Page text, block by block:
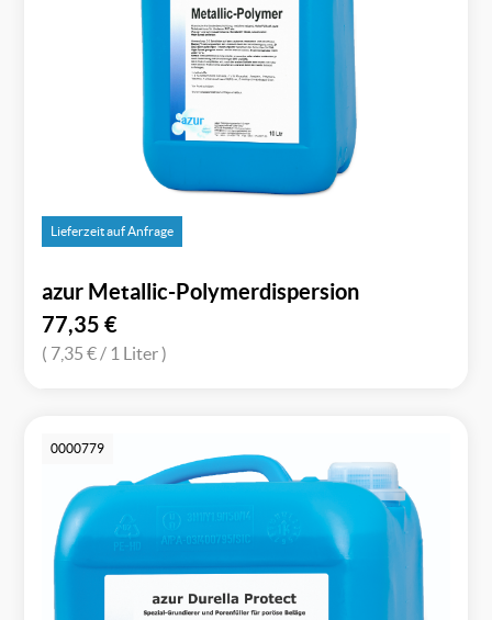
Lieferzeit auf Anfrage
azur Metallic-Polymerdispersion
77,35 €
( 7,35 €/ 1 Liter )
0000779